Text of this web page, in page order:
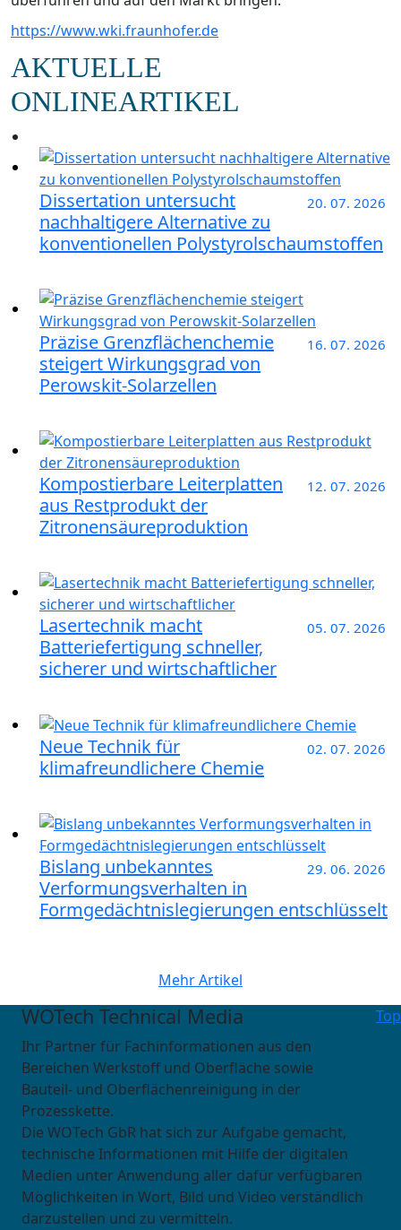
https://www.wki.fraunhofer.de
AKTUELLE
ONLINEARTIKEL
20. 07. 2026
Dissertation untersucht
nachhaltigere Alternative zu
konventionellen Polystyrolschaumstoffen
16. 07. 2026
Präzise Grenzflächenchemie
steigert Wirkungsgrad von
Perowskit-Solarzellen
12. 07. 2026
Kompostierbare Leiterplatten
aus Restprodukt der
Zitronensäureproduktion
05. 07. 2026
Lasertechnik macht
Batteriefertigung schneller,
sicherer und wirtschaftlicher
02. 07. 2026
Neue Technik für
klimafreundlichere Chemie
29. 06. 2026
Bislang unbekanntes
Verformungsverhalten in
Formgedächtnislegierungen entschlüsselt
Mehr Artikel
Top
WOTech Technical Media
Ihr Partner für Fachinformationen aus den
Bereichen Werkstoff und Oberfläche sowie
Bauteil- und Oberflächenreinigung in der
Prozesskette.
Die WOTech GbR hat sich zur Aufgabe gemacht,
technische Informationen mit Hilfe der digitalen
Medien unter Anwendung aller dafür verfügbaren
Möglichkeiten in Wort, Bild und Video verständlich
darzustellen und zu vermitteln.